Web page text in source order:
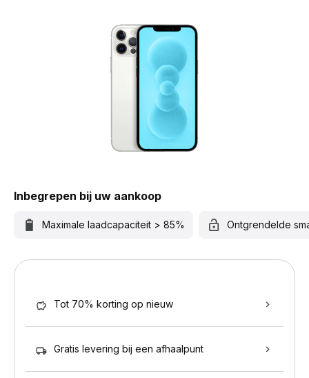
Inbegrepen bij uw aankoop
Maximale laadcapaciteit > 85% Ontgrendelde
Tot 70% korting op nieuw
Gratis levering bij een afhaalpunt